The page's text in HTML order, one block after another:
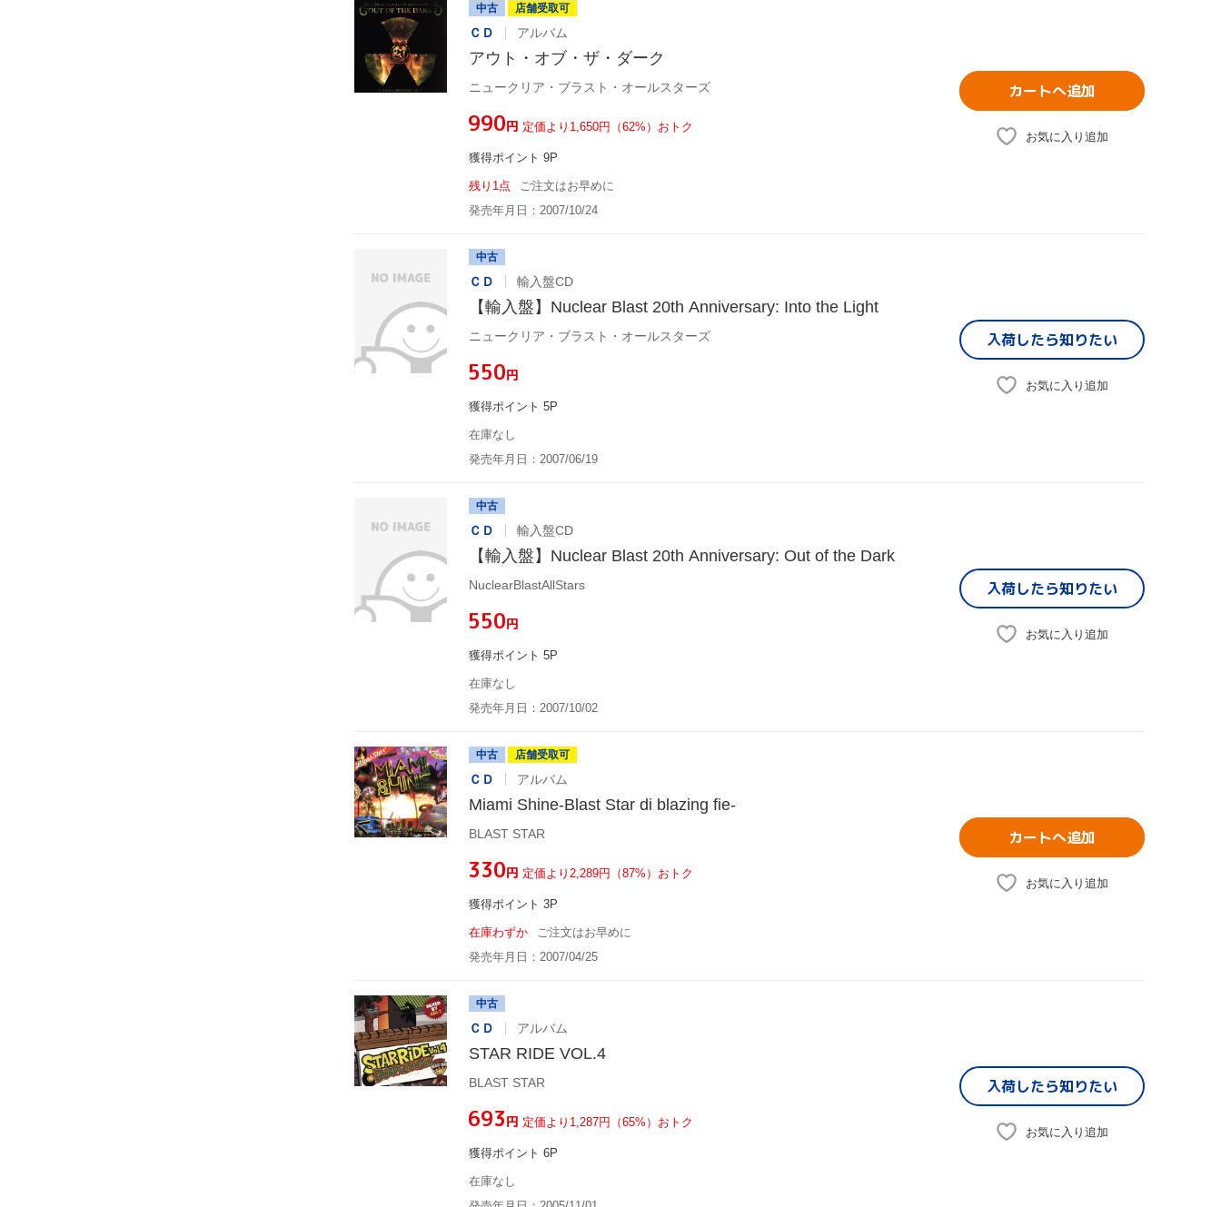
中古 店舗受取可
ＣＤ アルバム
アウト・オブ・ザ・ダーク
ニュークリア・ブラスト・オールスターズ
¥990円 定価より1,650円（62%）おトク
獲得ポイント 9P
残り1点
ご注文はお早めに
発売年月日：2007/10/24
カートへ追加
お気に入り追加
中古
ＣＤ 輸入盤CD
【輸入盤】Nuclear Blast 20th Anniversary: Into the Light
ニュークリア・ブラスト・オールスターズ
¥550円
獲得ポイント 5P
在庫なし
発売年月日：2007/06/19
入荷したら知りたい
お気に入り追加
中古
ＣＤ 輸入盤CD
【輸入盤】Nuclear Blast 20th Anniversary: Out of the Dark
NuclearBlastAllStars
¥550円
獲得ポイント 5P
在庫なし
発売年月日：2007/10/02
入荷したら知りたい
お気に入り追加
中古 店舗受取可
ＣＤ アルバム
Miami Shine-Blast Star di blazing fie-
BLAST STAR
¥330円 定価より2,289円（87%）おトク
獲得ポイント 3P
在庫わずか
ご注文はお早めに
発売年月日：2007/04/25
カートへ追加
お気に入り追加
中古
ＣＤ アルバム
STAR RIDE VOL.4
BLAST STAR
¥693円 定価より1,287円（65%）おトク
獲得ポイント 6P
在庫なし
入荷したら知りたい
お気に入り追加